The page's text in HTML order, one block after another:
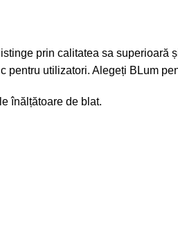
prin calitatea sa
utilizatori. Alegeți BLum
înălțătoare de blat.